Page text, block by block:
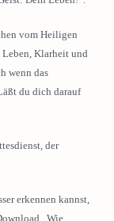
vom Heiligen
Leben, Klarheit und
wenn das
du dich darauf
der
erkennen kannst,
„Wie